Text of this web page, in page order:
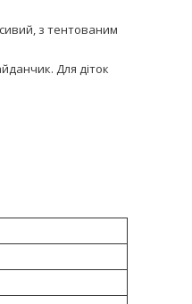
з тентованим
Для діток